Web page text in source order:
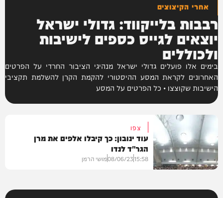
אחרי הקיצוצים
רבבות בלייקווד: גדולי ישראל
יוצאים לגייס כספים לישיבות
ולכוללים
בימים אלו פועלים גדולי ישראל מנהיגי הציבור החרדי על הפרטים
האחרונים לקראת המסע ההיסטורי להקמת הקרן להשלמת תקציבי
הישיבות שקוצצו • כל הפרטים על המסע
צפו
עוד ינובון: כך קיבלו אלפים את מרן
הגר"ד לנדו
15:58
08/06/23מושי הרמן